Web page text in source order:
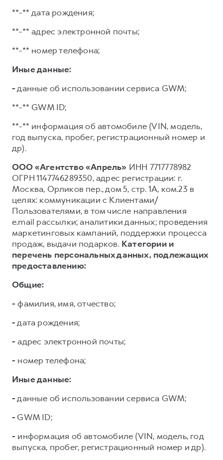
**-** дата рождения;
**-** адрес электронной почты;
**-** номер телефона;
Иные данные:
-данные об использовании сервиса GWM;
**-** GWM ID;
**-** информация об автомобиле (VIN, модель,
год выпуска, пробег, регистрационный номер и
др).
ООО «Агентство «Апрель» ИНН 7717778982
ОГРН 1147746289350, адрес регистрации: г.
Москва, Орликов пер., дом 5, стр. 1А, ком.23 в
целях: коммуникации с Клиентами/
Пользователями, в том числе направления
e.mail рассылки; аналитики данных; проведения
маркетинговых кампаний, поддержки процесса
продаж, выдачи подарков. Категории и
перечень персональных данных, подлежащих
предоставлению:
Общие:
- фамилия, имя, отчество;
-дата рождения;
- адрес электронной почты;
- номер телефона;
Иные данные:
-данные об использовании сервиса GWM;
- GWM ID;
- информация об автомобиле (VIN, модель, год
выпуска, пробег, регистрационный номер и др).